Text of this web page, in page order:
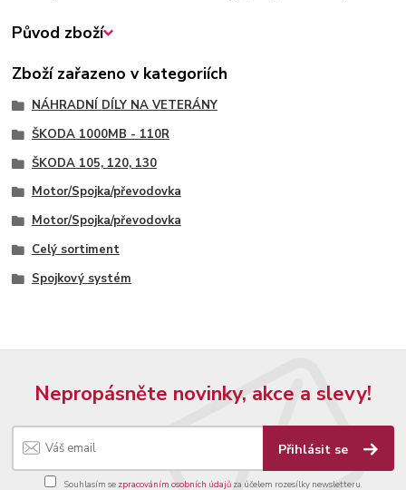
Původ zboží
Zboží zařazeno v kategoriích
NÁHRADNÍ DÍLY NA VETERÁNY
ŠKODA 1000MB - 110R
ŠKODA 105, 120, 130
Motor/Spojka/převodovka
Motor/Spojka/převodovka
Celý sortiment
Spojkový systém
Nepropásněte novinky, akce a slevy!
Přihlásit se
Souhlasím se zpracováním osobních údajůza účelem rozesílky newsletteru.